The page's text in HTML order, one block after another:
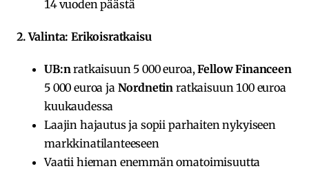
14 vuoden päästä
2. Valinta: Erikoisratkaisu
UB:nratkaisuun 5 000 euroa,Fellow Financeen
5 000 euroa ja Nordnetin ratkaisuun 100 euroa
kuukaudessa
Laajin hajautus ja sopii parhaiten nykyiseen
markkinatilanteeseen
Vaatii hieman enemmän omatoimisuutta